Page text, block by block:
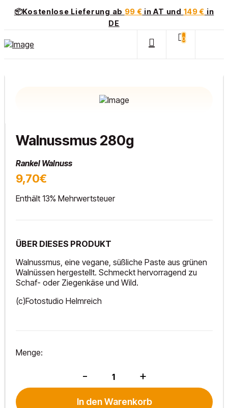
📦Kostenlose Lieferung ab 99 € in AT und 149 € in
DE
0
Walnussmus 280g
Rankel Walnuss
9,70€
Enthält 13% Mehrwertsteuer
ÜBER DIESES PRODUKT
Walnussmus, eine vegane, süßliche Paste aus grünen
Walnüssen hergestellt. Schmeckt hervorragend zu
Schaf- oder Ziegenkäse und Wild.
(c)Fotostudio Helmreich
Menge:
-
Menge
+
In den Warenkorb